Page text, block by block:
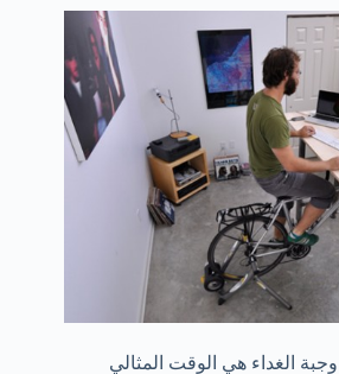
وجبة الغداء هي الوقت المثالي